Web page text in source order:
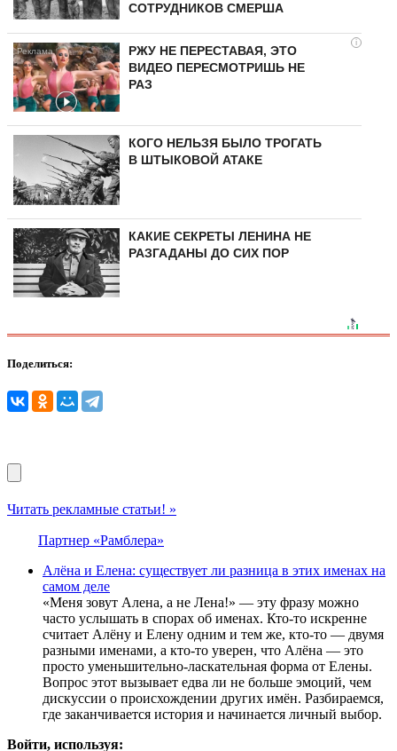
СОТРУДНИКОВ СМЕРША
i
РЖУ НЕ ПЕРЕСТАВАЯ, ЭТО
ВИДЕО ПЕРЕСМОТРИШЬ НЕ
РАЗ
КОГО НЕЛЬЗЯ БЫЛО ТРОГАТЬ
В ШТЫКОВОЙ АТАКЕ
КАКИЕ СЕКРЕТЫ ЛЕНИНА НЕ
РАЗГАДАНЫ ДО СИХ ПОР
Поделиться:
Читать рекламные статьи! »
Партнер «Рамблера»
Алёна и Елена: существует ли разница в этих именах на
самом деле
«Меня зовут Алена, а не Лена!» — эту фразу можно
часто услышать в спорах об именах. Кто-то искренне
считает Алёну и Елену одним и тем же, кто-то — двумя
разными именами, а кто-то уверен, что Алёна — это
просто уменьшительно-ласкательная форма от Елены.
Вопрос этот вызывает едва ли не больше эмоций, чем
дискуссии о происхождении других имён. Разбираемся,
где заканчивается история и начинается личный выбор.
Войти, используя: